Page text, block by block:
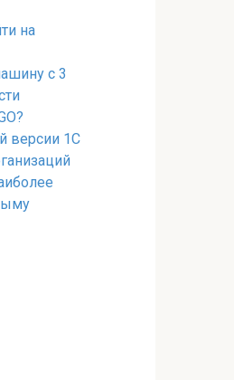
на
с 3
версии 1С